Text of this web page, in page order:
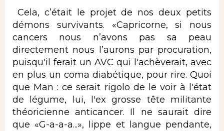
Cela, c’était le projet de nos deux petits
démons survivants. «Capricorne, si nous
cancers nous n’avons pas sa peau
directement nous l’aurons par procuration,
puisqu'il ferait un AVC qui l'achèverait, avec
en plus un coma diabétique, pour rire. Quoi
que Man : ce serait rigolo de le voir à l'état
de légume, lui, l'ex grosse tête militante
théoricienne anticancer. Il ne saurait dire
que «G-a-a-a...», lippe et langue pendante,